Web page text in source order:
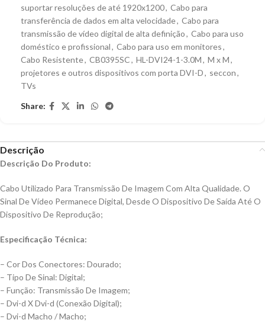
suportar resoluções de até 1920x1200, Cabo para
transferência de dados em alta velocidade, Cabo para
transmissão de vídeo digital de alta definição, Cabo para uso
doméstico e profissional, Cabo para uso em monitores,
Cabo Resistente, CB0395SC, HL-DVI24-1-3.0M, M x M,
projetores e outros dispositivos com porta DVI-D, seccon,
TVs
Share:
Descrição
Descrição Do Produto:
Cabo Utilizado Para Transmissão De Imagem Com Alta Qualidade. O
Sinal De Vídeo Permanece Digital, Desde O Dispositivo De Saída Até O
Dispositivo De Reprodução;
Especificação Técnica:
– Cor Dos Conectores: Dourado;
– Tipo De Sinal: Digital;
– Função: Transmissão De Imagem;
– Dvi-d X Dvi-d (Conexão Digital);
– Dvi-d Macho / Macho;